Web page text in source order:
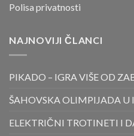
Polisa privatnosti
NAJNOVIJI ČLANCI
PIKADO – IGRA VIŠE OD
ŠAHOVSKA OLIMPIJADA U
ELEKTRIČNI TROTINETI I